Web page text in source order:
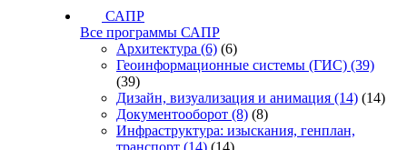
САПР
Все программы САПР
Архитектура (6) (6)
Геоинформационные системы (ГИС) (39)
(39)
Дизайн, визуализация и анимация (14) (14)
Документооборот (8) (8)
Инфраструктура: изыскания, генплан,